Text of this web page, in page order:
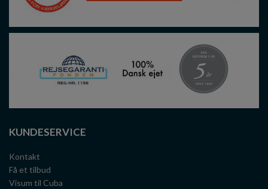
KUNDESERVICE
Kontakt
Få et tilbud
Visum til Cuba